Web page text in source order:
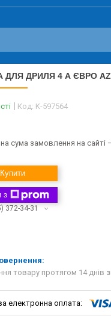
ДЛЯ ДРИЛЯ 4 А ЄВРО
Код: K-597564
сума замовлення на сайті
Купити
з
372-34-31
товару протягом 14 днів